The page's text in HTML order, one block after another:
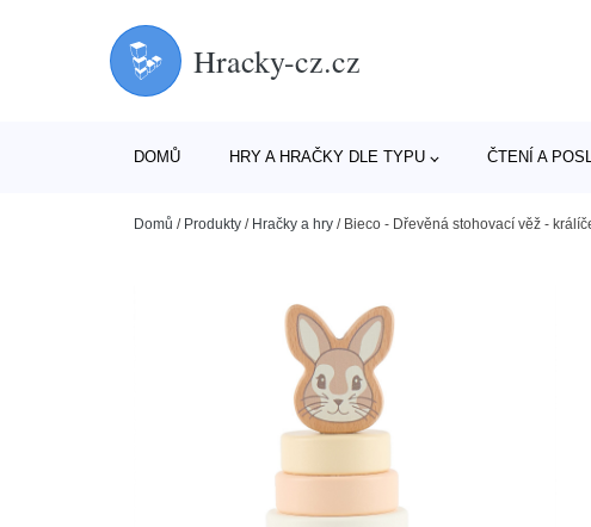
Hracky-cz.cz
DOMŮ HRY A HRAČKY DLE TYPU ČTENÍ A
Domů / Produkty / Hračky a hry / Bieco - Dřevěná stohovací věž -